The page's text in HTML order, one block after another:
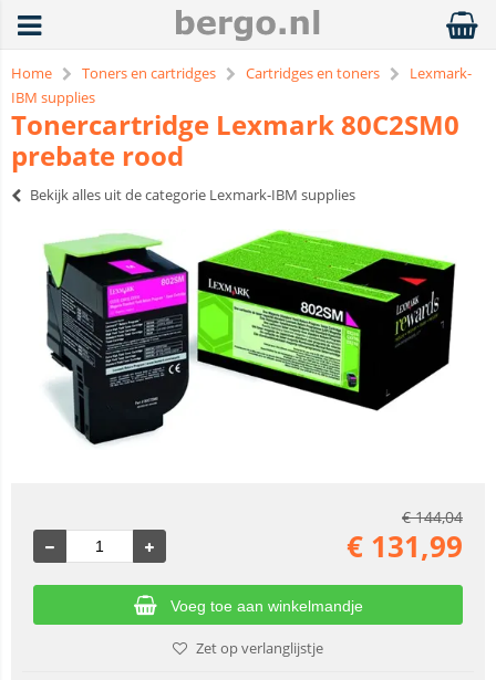
Home Toners en cartridges Cartridges en toners
Lexmark-
IBM supplies
Tonercartridge Lexmark 80C2SM0
prebate rood
Bekijk alles uit de categorie Lexmark-IBM supplies
€144,04
€ 131,99
Voeg toe aan winkelmandje
Zet op verlanglijstje